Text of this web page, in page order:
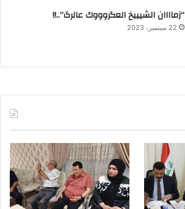
“زماااان الشيييخ العگروووك عالرگ”..!!
22 سبتمبر، 2023